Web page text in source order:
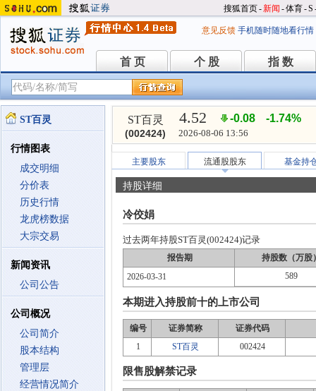
搜狐首页-新闻 -体育-S
意见反馈 手机随时随地看行情
首 页
首 页 个 股
个 股 指 数
指 数
ST百灵
行情图表
成交明细
分价表
历史行情
龙虎榜数据
大宗交易
新闻资讯
公司公告
公司概况
公司简介
股本结构
管理层
经营情况简介
ST百灵
(002424)
4.52 -0.08 -1.74%
2026-08-06 13:56
主要股东 流通股股东 基金持
持股详细
冷佼娟
过去两年持股ST百灵(002424)记录
报告期
持股数（万股
2026-03-31
589
本期进入持股前十的上市公司
编号 证券简称
证券代码
1
ST百灵 002424
限售股解禁记录